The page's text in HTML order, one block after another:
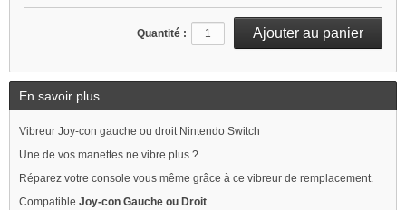
Quantité :
En savoir plus
Vibreur Joy-con gauche ou droit Nintendo Switch
Une de vos manettes ne vibre plus ?
Réparez votre console vous même grâce à ce vibreur de remplacement.
Compatible Joy-con Gauche ou Droit